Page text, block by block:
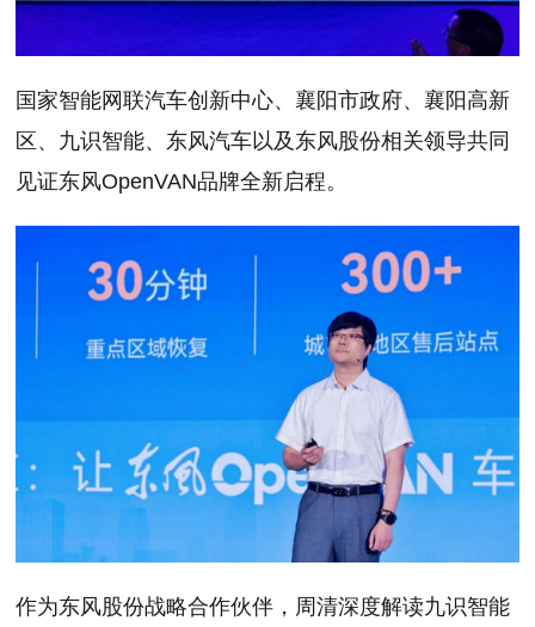
国家智能网联汽车创新中心、襄阳市政府、襄阳高新
区、九识智能、东风汽车以及东风股份相关领导共同
见证东风OpenVAN品牌全新启程。
作为东风股份战略合作伙伴，周清深度解读九识智能